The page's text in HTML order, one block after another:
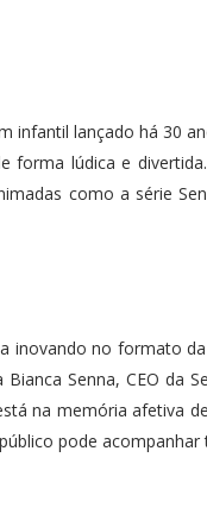
infantil lançado há 30
forma lúdica e
como a série
inovando no formato
Senna, CEO da
na memória afetiva
pode